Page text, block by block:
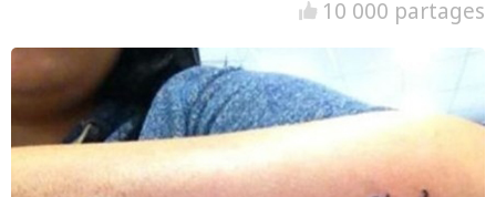
10 000 partages